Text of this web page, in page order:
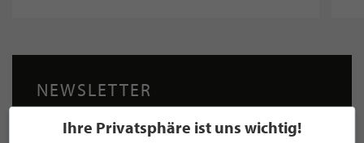
NEWSLETTER
unseren STILPUNKTE®-Newsletter an und profitieren Sie
Ihre Privatsphäre ist uns wichtig!